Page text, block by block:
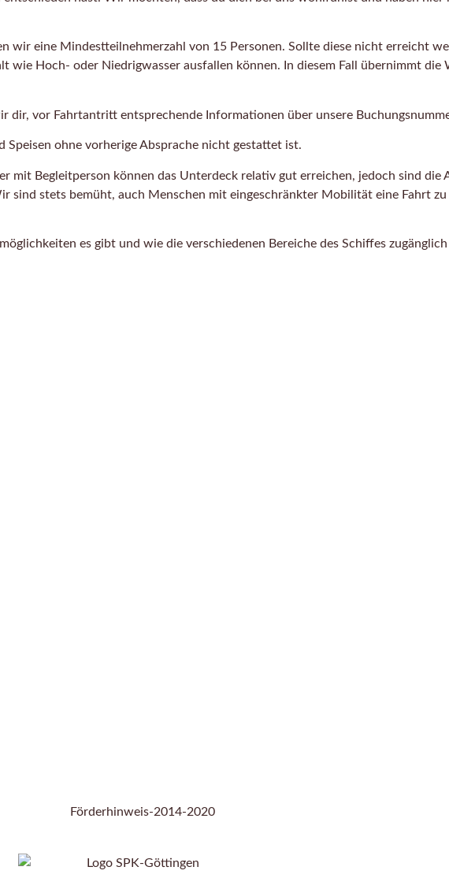
wir eine Mindestteilnehmerzahl von 15 Personen. Sollte diese nicht erreicht
wie Hoch- oder Niedrigwasser ausfallen können. In diesem Fall übernimmt die
dir, vor Fahrtantritt entsprechende Informationen über unsere
Speisen ohne vorherige Absprache nicht gestattet ist.
Begleitperson können das Unterdeck relativ gut erreichen, jedoch sind die
sind stets bemüht, auch Menschen mit eingeschränkter Mobilität eine Fahrt
es gibt und wie die verschiedenen Bereiche des Schiffes zugänglich